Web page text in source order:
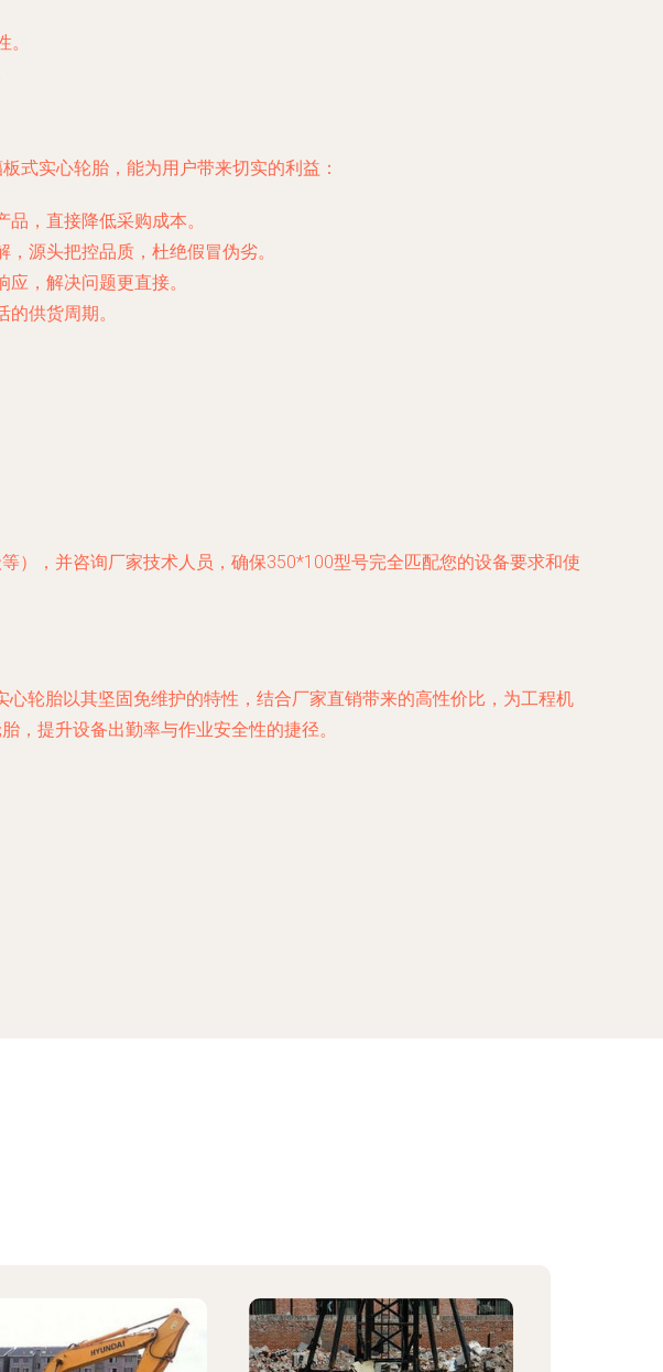
式实心轮胎，能为用户带来切实的利益：
，直接降低采购成本。
源头把控品质，杜绝假冒伪劣。
，解决问题更直接。
供货周期。
），并咨询厂家技术人员，确保350*100型号完全匹配您的设备要求和使
轮胎以其坚固免维护的特性，结合厂家直销带来的高性价比，为工程机
，提升设备出勤率与作业安全性的捷径。